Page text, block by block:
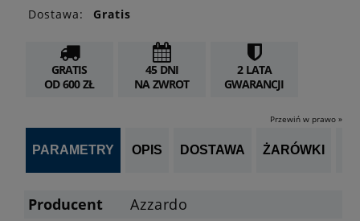
Dostawa:
Gratis
GRATIS
OD 600 ZŁ
45 DNI
NA ZWROT
2 LATA
GWARANCJI
Przewiń w prawo »
PARAMETRY OPIS DOSTAWA ŻARÓWKI
Producent
Azzardo